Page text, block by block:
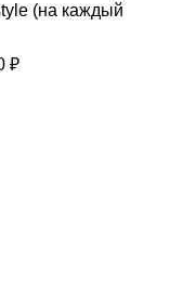
(на каждый
₽